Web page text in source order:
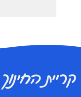
קריית